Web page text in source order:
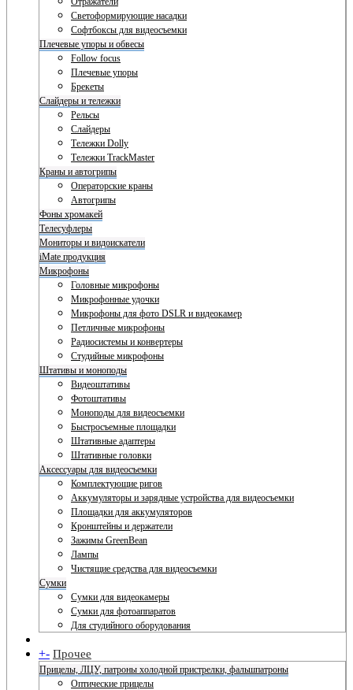
Светоформирующие насадки
Софтбоксы для видеосъемки
Плечевые упоры и обвесы
Follow focus
Плечевые упоры
Брекеты
Слайдеры и тележки
Рельсы
Слайдеры
Тележки Dolly
Тележки TrackMaster
Краны и автогрипы
Операторские краны
Автогрипы
Фоны хромакей
Телесуфлеры
Мониторы и видоискатели
iMate продукция
Микрофоны
Головные микрофоны
Микрофонные удочки
Микрофоны для фото DSLR и видеокамер
Петличные микрофоны
Радиосистемы и конвертеры
Студийные микрофоны
Штативы и моноподы
Видеоштативы
Фотоштативы
Моноподы для видеосъемки
Быстросъемные площадки
Штативные адаптеры
Штативные головки
Аксессуары для видеосъемки
Комплектующие ригов
Аккумуляторы и зарядные устройства для видеосъемки
Площадки для аккумуляторов
Кронштейны и держатели
Зажимы GreenBean
Лампы
Чистящие средства для видеосъемки
Сумки
Сумки для видеокамеры
Сумки для фотоаппаратов
Для студийного оборудования
+- Прочее
Прицелы, ЛЦУ, патроны холодной пристрелки, фальшпатроны
Оптические прицелы